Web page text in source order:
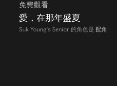
免費觀看
愛，在那年盛夏
Suk Young's Senior 的角色是 配角